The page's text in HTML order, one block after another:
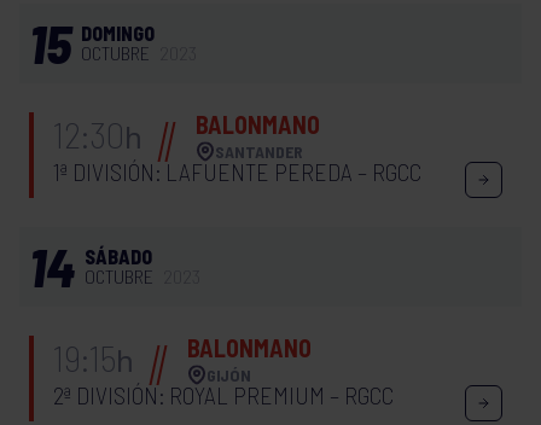
15 DOMINGO
OCTUBRE
12:30h BALONMANO
SANTANDER
1ª DIVISIÓN: LAFUENTE PEREDA – RGCC
14 SÁBADO
OCTUBRE
19:15h BALONMANO
GIJÓN
2ª DIVISIÓN: ROYAL PREMIUM – RGCC